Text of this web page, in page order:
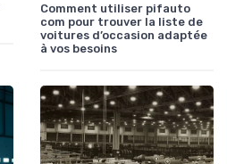
Comment utiliser pifauto
com pour trouver la liste de
voitures d’occasion adaptée
à vos besoins